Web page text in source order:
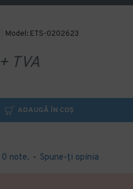
Model: ETS-0202623
0 note. - Spune-ţi opinia
+ TVA
ADAUGĂ ÎN COŞ